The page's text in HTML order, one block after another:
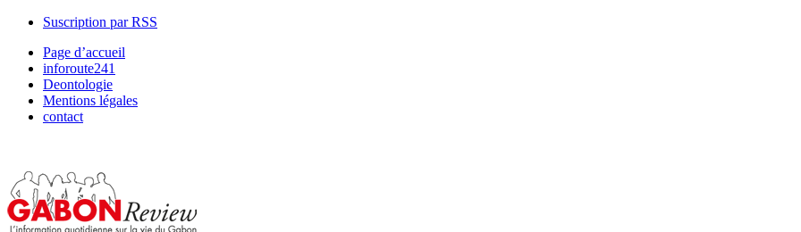
Suscription par RSS
Page d’accueil
inforoute241
Deontologie
Mentions légales
contact